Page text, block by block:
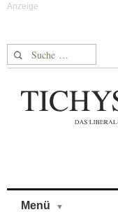
Suche nach:
Menü